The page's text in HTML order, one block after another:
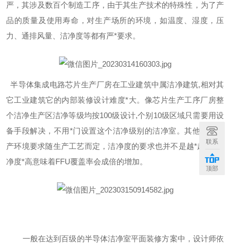
严，其涉及数百个制造工序，由于其生产技术的特殊性，为了产
品的质量及使用寿命，对生产场所的环境，如温度、湿度，压
力、通排风量、洁净度等都有严*要求。
半导体集成电路芯片生产厂房在工业建筑中属洁净建筑,相对其
它工业建筑它的内部装修设计难度*大。像芯片生产工序厂房整
个洁净生产区洁净等级均按100级设计,个别10级区域只需要用设
备手段解决，不用*门设置这个洁净级别的洁净室。其他工序生
产环境要求随生产工艺而定，洁净度的要求也并不是越*越 *，洁
净度*高意味着FFU覆盖率会成倍的增加。
一般在达到百级的半导体洁净室平面装修方案中，设计师依
联系
顶部